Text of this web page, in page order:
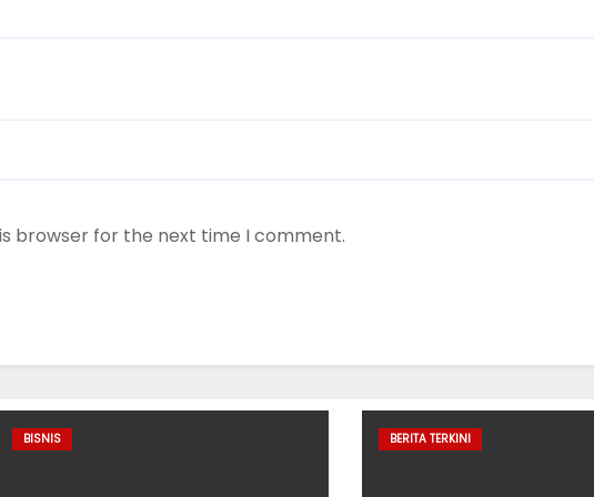
browser for the next time I comment.
BISNIS BERITA TERKINI